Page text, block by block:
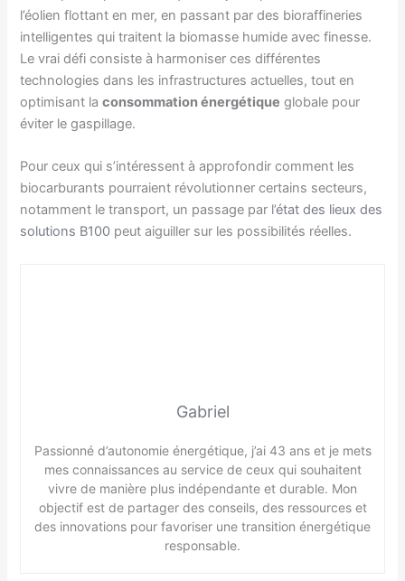
l’éolien flottant en mer, en passant par des bioraffineries
intelligentes qui traitent la biomasse humide avec finesse.
Le vrai défi consiste à harmoniser ces différentes
technologies dans les infrastructures actuelles, tout en
optimisant laconsommation énergétique globale pour
éviter le gaspillage.
Pour ceux qui s’intéressent à approfondir comment les
biocarburants pourraient révolutionner certains secteurs,
notamment le transport, un passage par l’état des lieux des
solutions B100 peut aiguiller sur les possibilités réelles.
Gabriel
Passionné d’autonomie énergétique, j’ai 43 ans et je mets
mes connaissances au service de ceux qui souhaitent
vivre de manière plus indépendante et durable. Mon
objectif est de partager des conseils, des ressources et
des innovations pour favoriser une transition énergétique
responsable.